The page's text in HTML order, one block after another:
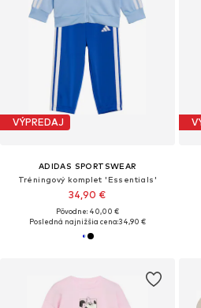
VÝPREDAJ
ADIDAS SPORTSWEAR
Tréningový komplet 'Essentials'
34,90 €
Pôvodne: 40,00 €
Posledná najnižšia cena:34,90 €